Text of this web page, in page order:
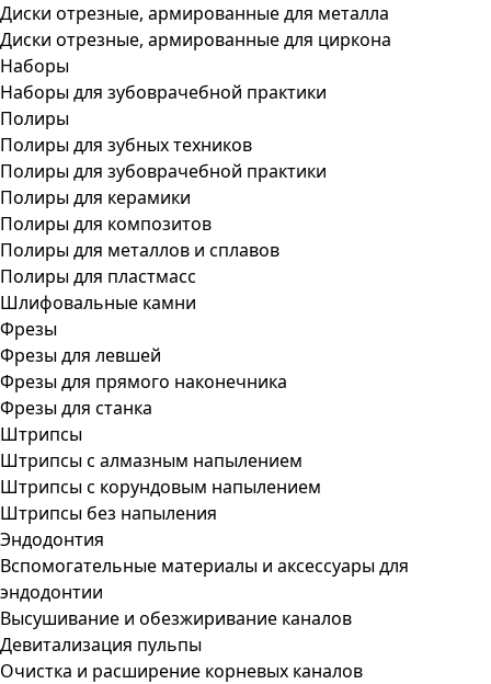
Диски отрезные, армированные для металла
Диски отрезные, армированные для циркона
Наборы
Наборы для зубоврачебной практики
Полиры
Полиры для зубных техников
Полиры для зубоврачебной практики
Полиры для керамики
Полиры для композитов
Полиры для металлов и сплавов
Полиры для пластмасс
Шлифовальные камни
Фрезы
Фрезы для левшей
Фрезы для прямого наконечника
Фрезы для станка
Штрипсы
Штрипсы c алмазным напылением
Штрипсы c корундовым напылением
Штрипсы без напыления
Эндодонтия
Вспомогательные материалы и аксессуары для
эндодонтии
Высушивание и обезжиривание каналов
Девитализация пульпы
Очистка и расширение корневых каналов